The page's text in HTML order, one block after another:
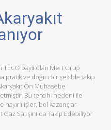
TECO bayii olan Mert Grup
pratik ve doğru bir şekilde takip
Ön Muhasebe
etmiştir. Bu tercihi nedeni ile
işler, bol kazançlar
Satışını da Takip Edebiliyor